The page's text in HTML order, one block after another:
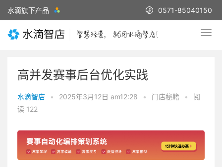
水滴旗下产品 0571-85040150
高并发赛事后台优化实践
水滴智店 • 2025年3月12日 am12:28 • 门店秘籍 •
阅
读 122